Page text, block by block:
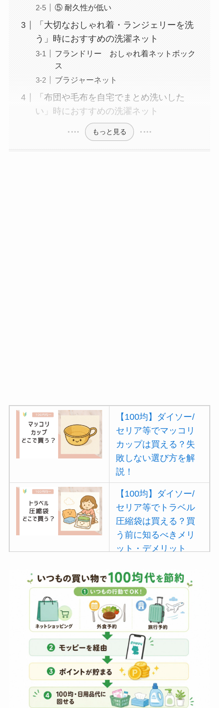
⑤ 耐久性が低い
「大切なおしゃれ着・ランジェリーを洗
う」時におすすめの洗濯ネット
フランドリー おしゃれ着ネットボック
ス
ブラジャーネット
「布団や毛布を自宅でまとめ洗いした
い」時におすすめの洗濯ネット
もっと見る
【100均】ダイソー/
セリア等でマッコリ
カップは買える？失
敗しない選び方を解
説！
【100均】ダイソー/
セリア等でトラベル
圧縮袋は買える？買
う前に知るべきメリ
ット・デメリット
【100均】ダイソー/
セリア等でポイズン
リムーバーは買え
る？使い方や選び方
を解説！
【100均】ダイソー/
セリア等でフロアラ
バーほうきは買え
る？選び方＆使い方